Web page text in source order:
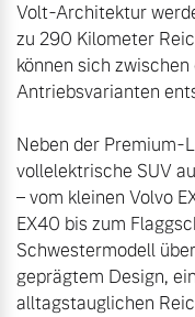
Volt-Architektur
zu 290 Kilometer
können sich
Antriebsvarianten
Neben der Premium-
vollelektrische SUV
– vom kleinen Volvo
EX40 bis zum
Schwestermodell
geprägtem Design,
alltagstauglichen